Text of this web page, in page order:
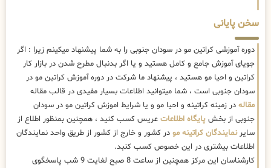
سخن پایانی
دوره آموزشی کراتین مو در سودان جنوبی را به شما پیشنهاد میکینم زیرا : اگر
جویای آموزش جامع و کامل هستید و یا اگر بدنبال مطرح شدن در بازار کار
کراتین و احیا مو هستید ، پیشنهاد ما شرکت در دوره آموزش کراتین مو در
سودان جنوبی است ، شما میتوانید اطلاعات بسیار مفیدی در قالب مقاله
مقاله در زمینه کراتینه و احیا مو و یا شرایط اموزش کراتین مو در سودان
جنوبی از بخش پایگاه اطلاعات عریس کسب کنید ، همچنین بمنظور اطلاع از
سایرنمایندگان کراتینه مو در کشور و خارج از کشور از طریق واحد نمایندگان
اطلاعات بیشتری در این خصوص کسب کنبد.
کارشناسان این مرکز همچنین از ساعت 8 صبح لغایت 9 شب پاسخگوی